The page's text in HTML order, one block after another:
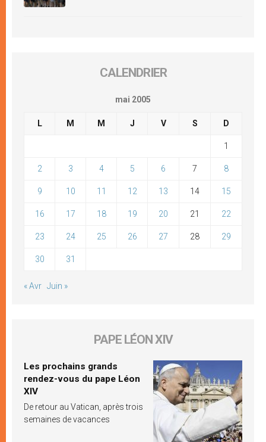
CALENDRIER
mai 2005
L M M J V S D
1
2 3 4 5 6 7 8
9 10 11 12 13 14 15
16 17 18 19 20 21 22
23 24 25 26 27 28 29
30 31
« Avr Juin »
PAPE LÉON XIV
Les prochains grands
rendez-vous du pape Léon
XIV
De retour au Vatican, après trois
semaines de vacances